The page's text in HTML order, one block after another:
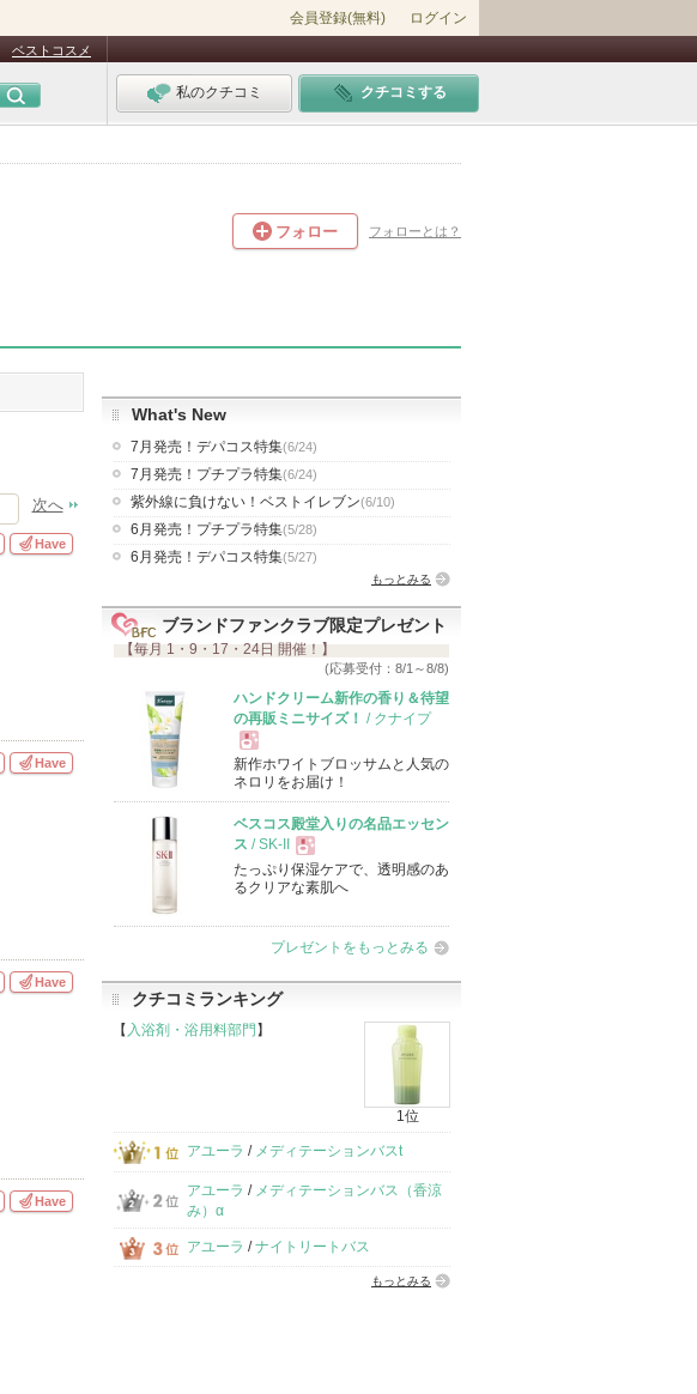
会員登録(無料) ログイン
ベストコスメ
私のクチコミ クチコミする
フォロー フォローとは？
次へ
Have
Have
Have
Have
What's New
7月発売！デパコス特集(6/24)
7月発売！プチプラ特集(6/24)
紫外線に負けない！ベストイレブン(6/10)
6月発売！プチプラ特集(5/28)
6月発売！デパコス特集(5/27)
もっとみる
ブランドファンクラブ限定プレゼント
【毎月 1・9・17・24日 開催！】
(応募受付：8/1～8/8)
ハンドクリーム新作の香り＆待望
の再販ミニサイズ！
/ クナイプ
現
品
新作ホワイトブロッサムと人気の
ネロリをお届け！
ベスコス殿堂入りの名品エッセン
ス / SK-II
現
品
たっぷり保湿ケアで、透明感のあ
るクリアな素肌へ
プレゼントをもっとみる
クチコミランキング
【 入浴剤・浴用料部門 】
1位
アユーラ / メディテーションバスt
アユーラ / メディテーションバス（香涼
み）α
アユーラ /ナイトリートバス
もっとみる